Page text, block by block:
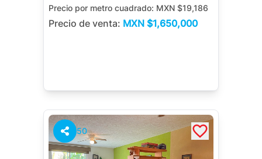
Precio por metro cuadrado: MXN $19,186
Precio de venta: MXN $1,650,000
50